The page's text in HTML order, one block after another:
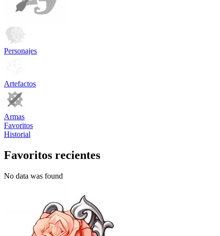
Personajes
Artefactos
Armas
Favoritos
Historial
Favoritos recientes
No data was found